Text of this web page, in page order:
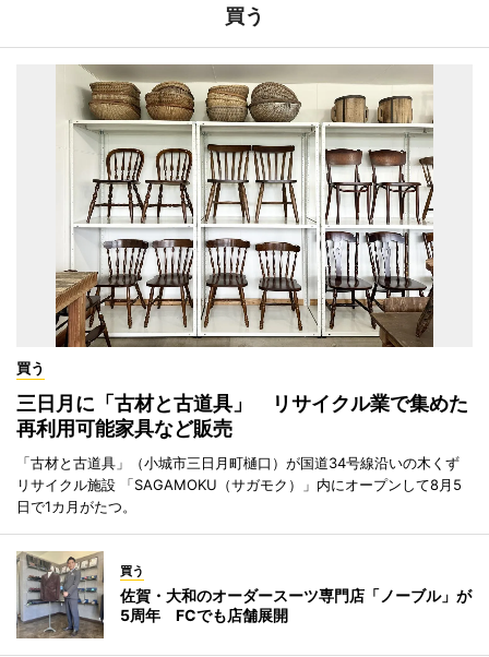
買う
買う
三日月に「古材と古道具」 リサイクル業で集めた
再利用可能家具など販売
「古材と古道具」（小城市三日月町樋口）が国道34号線沿いの木くず
リサイクル施設 「SAGAMOKU（サガモク）」内にオープンして8月5
日で1カ月がたつ。
買う
佐賀・大和のオーダースーツ専門店「ノーブル」が
5周年 FCでも店舗展開